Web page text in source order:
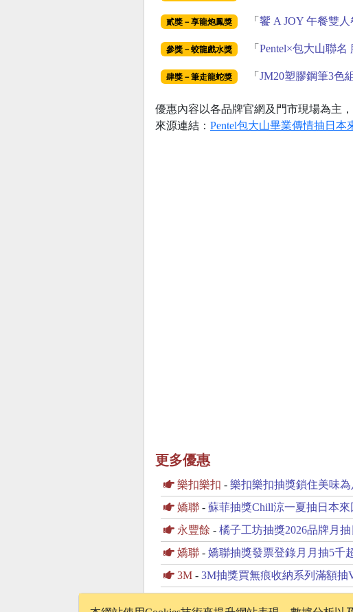
貳獎－享龍炮鳳獎 「 饗 A JOY 午餐雙人
參獎－蛟龍戲水獎 「 Pentel×包大山聯名
肆獎－筆走龍蛇獎 「 JM20塑膠鋼筆3色組
優惠內容以各品牌官網及門市現場為主
來源連結： Pentel包大山畢業傳情抽日
更多優惠
樂扣樂扣 - 樂扣樂扣抽獎鎖住美味
嬌聯 - 蘇菲抽獎Chill涼一夏抽日本來
永豐餘 - 橘子工坊抽獎2026品牌月
嬌聯 - 嬌聯抽獎發票登錄月月抽5千
3M - 3M抽獎買無痕收納系列滿額